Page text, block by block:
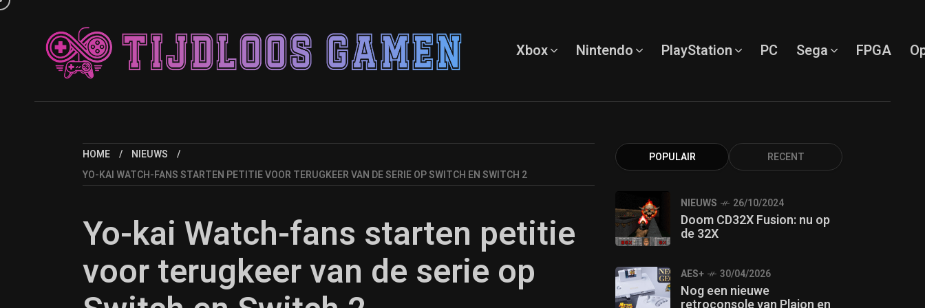
Xbox Nintendo PlayStation PC Sega FPGA
HOME
NIEUWS
YO-KAI WATCH-FANS STARTEN PETITIE VOOR TERUGKEER VAN DE SERIE OP SWITCH EN SWITCH 2
Yo-kai Watch-fans starten petitie
voor terugkeer van de serie op
POPULAIR RECENT
NIEUWS 26/10/2024
Doom CD32X Fusion: nu op
de 32X
AES+ 30/04/2026
Nog een nieuwe